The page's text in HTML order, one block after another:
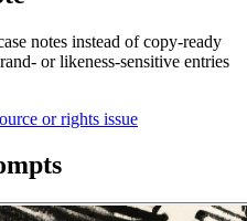
notes instead of copy-ready
or likeness-sensitive entries
or rights issue